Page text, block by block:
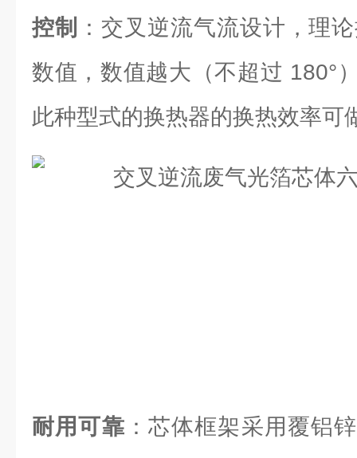
控制
：交叉逆流气流设计，理
数值，数值越大（不超过 180°
此种型式的换热器的换热效率可
耐用可靠 ：芯体框架采用覆铝